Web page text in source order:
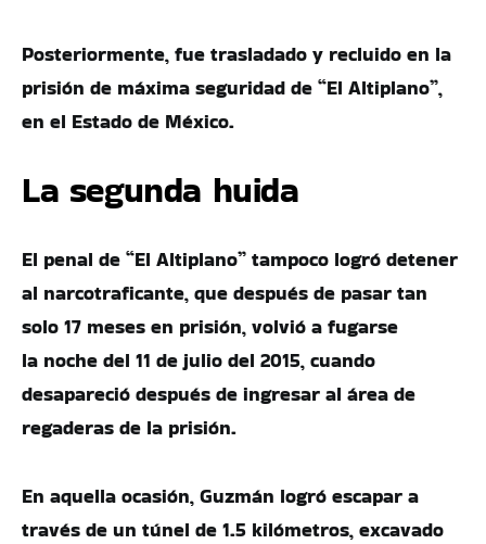
Posteriormente, fue trasladado y recluido en la
prisión de máxima seguridad de “El Altiplano”,
en el Estado de México.
La segunda huida
El penal de “El Altiplano” tampoco logró detener
al narcotraficante, que después de pasar tan
solo 17 meses en prisión, volvió a fugarse
la noche del 11 de julio del 2015, cuando
desapareció después de ingresar al área de
regaderas de la prisión.
En aquella ocasión, Guzmán logró escapar a
través de un túnel de 1.5 kilómetros, excavado